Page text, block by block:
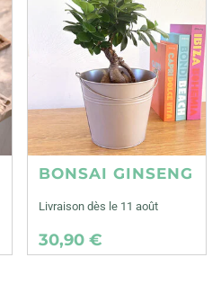
BONSAI GINSENG
Livraison dès le 11 août
30,90 €